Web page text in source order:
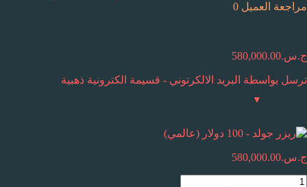
مراجعة العميل 0
ج.س.580,000.00
ج.س.580,000.00
كمية